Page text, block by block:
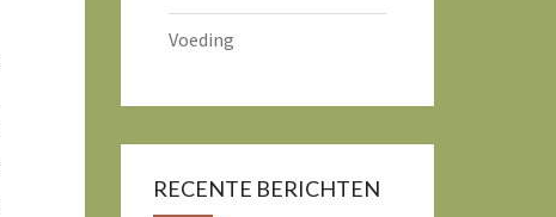
Voeding
RECENTE BERICHTEN